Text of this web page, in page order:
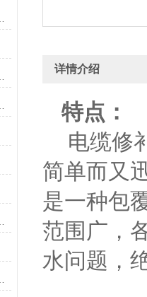
详情介绍
特点：
电缆修
简单而又
是一种包
范围广，
水问题，